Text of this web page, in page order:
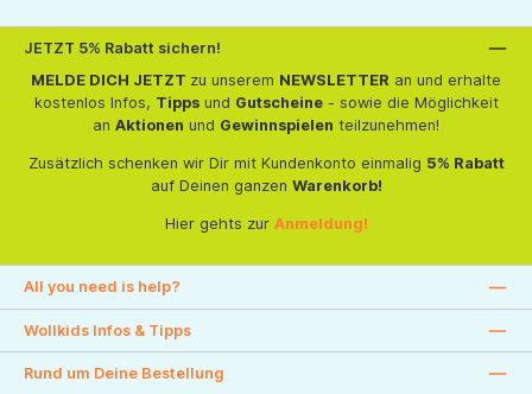
JETZT 5% Rabatt sichern!
MELDE DICH JETZT zu unserem NEWSLETTER an und erhalte
kostenlos Infos, Tippsund Gutscheine- sowie die Möglichkeit
an Aktionen und Gewinnspielen teilzunehmen!
Zusätzlich schenken wir Dir mit Kundenkonto einmalig 5% Rabatt
auf Deinen ganzen Warenkorb!
Hier gehts zur Anmeldung!
All you need is help?
Wollkids Infos & Tipps
Rund um Deine Bestellung